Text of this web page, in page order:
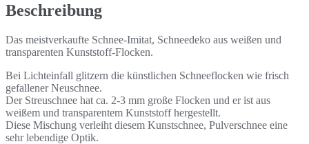
Beschreibung
Das meistverkaufte Schnee-Imitat, Schneedeko aus weißen und
transparenten Kunststoff-Flocken.
Bei Lichteinfall glitzern die künstlichen Schneeflocken wie frisch
gefallener Neuschnee.
Der Streuschnee hat ca. 2-3 mm große Flocken und er ist aus
weißem und transparentem Kunststoff hergestellt.
Diese Mischung verleiht diesem Kunstschnee, Pulverschnee eine
sehr lebendige Optik.